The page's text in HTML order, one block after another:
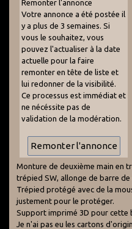
Remonter l'annonce
Votre annonce a été postée il
y a plus de 3 semaines. Si
vous le souhaitez, vous
pouvez l'actualiser à la date
actuelle pour la faire
remonter en tête de liste et
lui redonner de la visibilité.
Ce processus est immédiat et
ne nécéssite pas de
validation de la modération.
Monture de deuxième main en
trépied SW, allonge de barre de
Trépied protégé avec de la
justement pour le protéger.
Support imprimé 3D pour cette
Je n'ai pas eu les cartons